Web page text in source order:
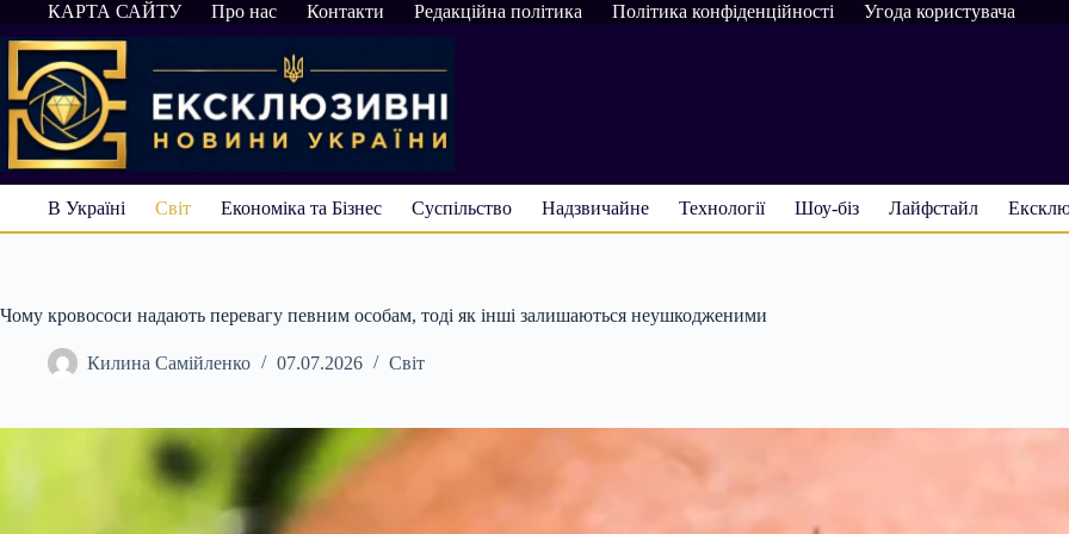
Перейти
до
вмісту
КАРТА САЙТУ Про нас Контакти Редакційна політика Політика конфіденційності Угода користувача
В Україні Світ Економіка та Бізнес Суспільство Надзвичайне Технології Шоу-біз Лайфстайл
Чому кровососи надають перевагу певним особам, тоді як інші залишаються неушкодженими
Килина Самійленко 07.07.2026 Світ